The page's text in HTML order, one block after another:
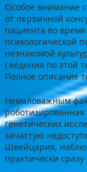
Особое внимание
от первичной
пациента во
психологической
незнакомой
сведения по этой
Полное описание
Немаловажным
генетических
зачастую
Швейцария,
практически